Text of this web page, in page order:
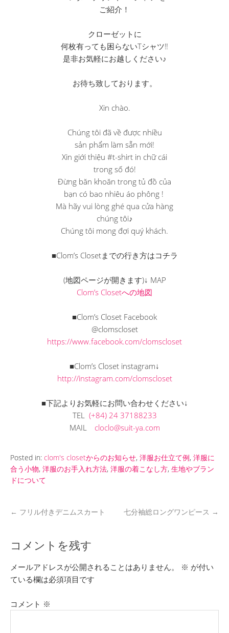
ご紹介！
クローゼットに
何枚有っても困らないTシャツ‼︎
是非お気軽にお越しください♪
お待ち致しております。
Xin chào.
Chúng tôi đã về được nhiều
sản phẩm làm sẵn mới!
Xin giới thiệu #t-shirt in chữ cái
trong số đó!
Đừng băn khoăn trong tủ đồ của
bạn có bao nhiêu áo phông ! ︎
Mà hãy vui lòng ghé qua cửa hàng
chúng tôi♪
Chúng tôi mong đợi quý khách.
■Clom’s Closetまでの行き方はコチラ
(地図ページが開きます)↓ MAP
Clom’s Closetへの地図
■Clom’s Closet Facebook
@clomscloset
https://www.facebook.com/clomscloset
■Clom’s Closet instagram↓
http://instagram.com/clomscloset
■下記よりお気軽にお問い合わせください↓
TEL (+84) 24 37188233
MAIL cloclo@suit-ya.com
Posted in: clom's closetからのお知らせ, 洋服お仕立て例, 洋服に
合う小物, 洋服のお手入れ方法, 洋服の着こなし方, 生地やブラン
ドについて
← フリル付きデニムスカート 七分袖総ロングワンピース →
コメントを残す
メールアドレスが公開されることはありません。 ※ が付い
ている欄は必須項目です
コメント ※